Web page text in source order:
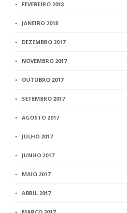
FEVEREIRO 2018
JANEIRO 2018
DEZEMBRO 2017
NOVEMBRO 2017
OUTUBRO 2017
SETEMBRO 2017
AGOSTO 2017
JULHO 2017
JUNHO 2017
MAIO 2017
ABRIL 2017